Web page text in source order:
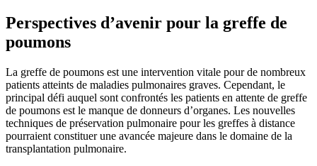
Perspectives d’avenir pour la greffe de
poumons
La greffe de poumons est une intervention vitale pour de nombreux
patients atteints de maladies pulmonaires graves. Cependant, le
principal défi auquel sont confrontés les patients en attente de greffe
de poumons est le manque de donneurs d’organes. Les nouvelles
techniques de préservation pulmonaire pour les greffes à distance
pourraient constituer une avancée majeure dans le domaine de la
transplantation pulmonaire.